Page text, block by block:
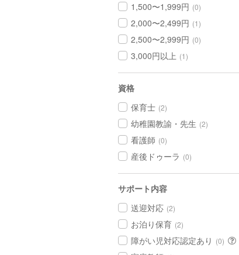
1,500〜1,999円 (0)
2,000〜2,499円 (1)
2,500〜2,999円 (0)
3,000円以上 (1)
資格
保育士 (2)
幼稚園教諭・先生 (2)
看護師 (0)
産後ドゥーラ (0)
サポート内容
送迎対応 (2)
お泊り保育 (2)
障がい児対応認定あり (0)